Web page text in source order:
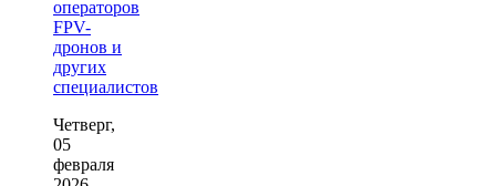
операторов
FPV-
дронов и
других
специалистов
Четверг,
05
февраля